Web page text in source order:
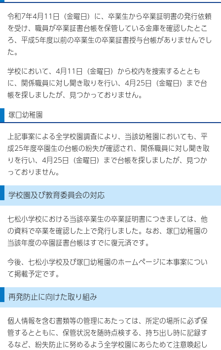
令和7年4月11日（金曜日）に、卒業生から卒業証明書の発行依頼
を受け、職員が卒業証書台帳を保管している金庫を確認したとこ
ろ、平成5年度以前の卒業生の卒業証書授与台帳がありませんでし
た。
学校において、4月11日（金曜日）から校内を捜索するととも
に、関係職員に対し聞き取りを行い、4月25日（金曜日）まで台
帳を探しましたが、見つかっておりません。
塚口幼稚園
上記事案による全学校園調査により、当該幼稚園においても、平
成25年度卒園生の台帳の紛失が確認され、関係職員に対し聞き取
りを行い、4月25日（金曜日）まで台帳を探しましたが、見つか
っておりません。
学校園及び教育委員会の対応
七松小学校における当該卒業生の卒業証明書につきましては、他
の資料で卒業を確認した上で発行しました。なお、塚口幼稚園の
当該年度の卒園証書台帳はすでに復元済です。
今後、七松小学校及び塚口幼稚園のホームページに本事案につい
て掲載予定です。
再発防止に向けた取り組み
個人情報を含む書類等の管理にあたっては、所定の場所に必ず保
管するとともに、保管状況を随時点検する、持ち出し時に記録す
るなど、紛失防止に努めるよう全学校園にあらためて注意喚起し